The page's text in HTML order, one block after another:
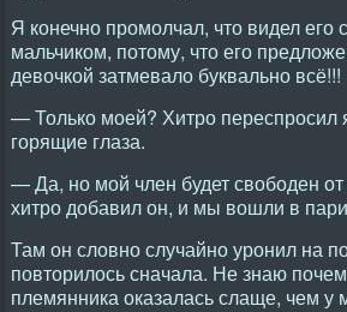
Я конечно промолчал, что видел его
мальчиком, потому, что его
девочкой затмевало буквально всё!!!
— Только моей? Хитро переспросил
горящие глаза.
— Да, но мой член будет свободен от
хитро добавил он, и мы вошли в
Там он словно случайно уронил на
повторилось сначала. Не знаю
племянника оказалась слаще, чем